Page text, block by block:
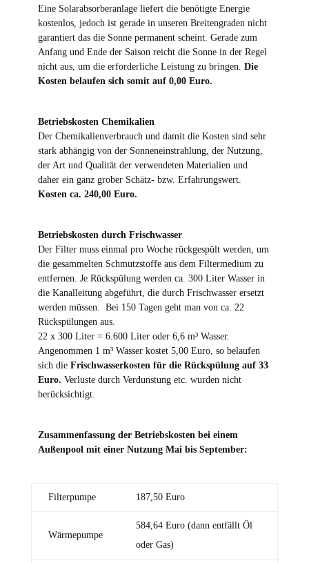
Eine Solarabsorberanlage liefert die benötigte Energie
kostenlos, jedoch ist gerade in unseren Breitengraden nicht
garantiert das die Sonne permanent scheint. Gerade zum
Anfang und Ende der Saison reicht die Sonne in der Regel
nicht aus, um die erforderliche Leistung zu bringen. Die
Kosten belaufen sich somit auf 0,00 Euro.
Betriebskosten Chemikalien
Der Chemikalienverbrauch und damit die Kosten sind sehr
stark abhängig von der Sonneneinstrahlung, der Nutzung,
der Art und Qualität der verwendeten Materialien und
daher ein ganz grober Schätz- bzw. Erfahrungswert.
Kosten ca. 240,00 Euro.
Betriebskosten durch Frischwasser
Der Filter muss einmal pro Woche rückgespült werden, um
die gesammelten Schmutzstoffe aus dem Filtermedium zu
entfernen. Je Rückspülung werden ca. 300 Liter Wasser in
die Kanalleitung abgeführt, die durch Frischwasser ersetzt
werden müssen. Bei 150 Tagen geht man von ca. 22
Rückspülungen aus.
22 x 300 Liter = 6.600 Liter oder 6,6 m³ Wasser.
Angenommen 1 m³ Wasser kostet 5,00 Euro, so belaufen
sich die Frischwasserkosten für die Rückspülung auf 33
Euro. Verluste durch Verdunstung etc. wurden nicht
berücksichtigt.
Zusammenfassung der Betriebskosten bei einem
Außenpool mit einer Nutzung Mai bis September:
Filterpumpe 187,50 Euro
Wärmepumpe
584,64 Euro (dann entfällt Öl
oder Gas)